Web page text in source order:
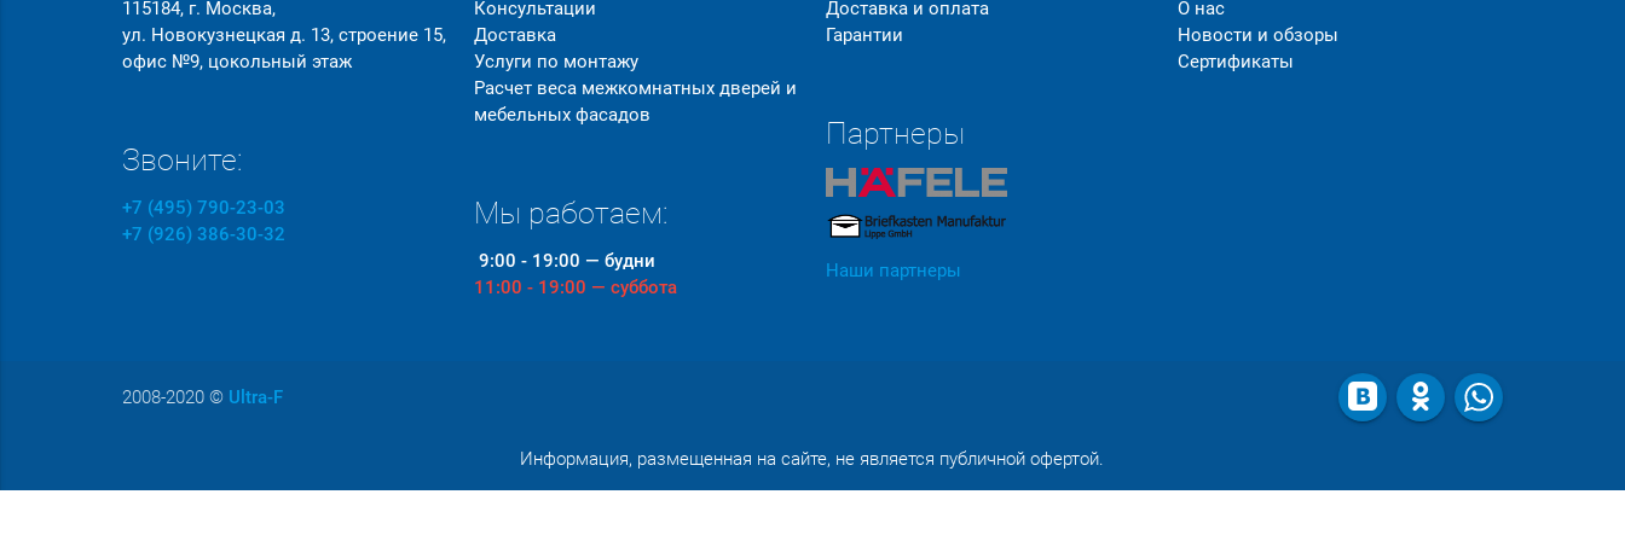
115184, г. Москва,
ул. Новокузнецкая д. 13, строение 15,
офис №9, цокольный этаж
Звоните:
+7 (495) 790-23-03
+7 (926) 386-30-32
Консультации
Доставка
Услуги по монтажу
Расчет веса межкомнатных дверей и
мебельных фасадов
Мы работаем:
9:00 - 19:00 — будни
11:00 - 19:00 — суббота
Доставка и оплата
Гарантии
Партнеры
Наши партнеры
О нас
Новости и обзоры
Сертификаты
2008-2020© Ultra-F
Информация, размещенная на сайте, не является публичной офертой.